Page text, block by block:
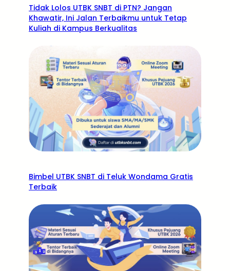
Tidak Lolos UTBK SNBT di PTN? Jangan
Khawatir, Ini Jalan Terbaikmu untuk Tetap
Kuliah di Kampus Berkualitas
Bimbel UTBK SNBT di Teluk Wondama Gratis
Terbaik